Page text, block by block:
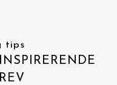
tips